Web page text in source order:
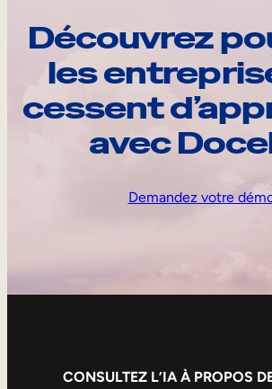
Découvrez
les
cessent
avec
Demandez votre
CONSULTEZ L’IA À PROPOS